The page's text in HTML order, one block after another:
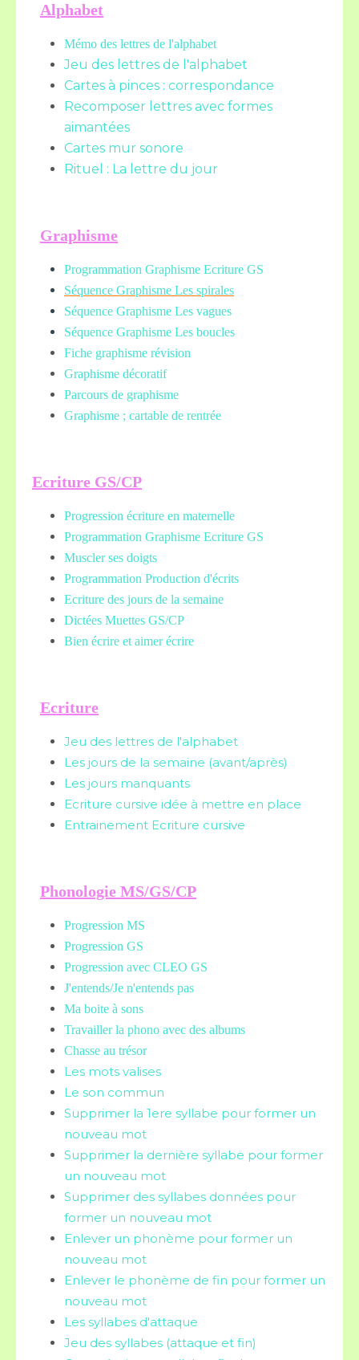
Alphabet
Mémo des lettres de l'alphabet
Jeu des lettres de l'alphabet
Cartes à pinces : correspondance
Recomposer lettres avec formes
aimantées
Cartes mur sonore
Rituel : La lettre du jour
Graphisme
Programmation Graphisme Ecriture GS
Séquence Graphisme Les spirales
Séquence Graphisme Les vagues
Séquence Graphisme Les boucles
Fiche graphisme révision
Graphisme décoratif
Parcours de graphisme
Graphisme ; cartable de rentrée
Ecriture GS/CP
Progression écriture en maternelle
Programmation Graphisme Ecriture GS
Muscler ses doigts
Programmation Production d'écrits
Ecriture des jours de la semaine
Dictées Muettes GS/CP
Bien écrire et aimer écrire
Ecriture
Jeu des lettres de l'alphabet
Les jours de la semaine (avant/après)
Les jours manquants
Ecriture cursive idée à mettre en place
Entrainement Ecriture cursive
Phonologie MS/GS/CP
Progression MS
Progression GS
Progression avec CLEO GS
J'entends/Je n'entends pas
Ma boite à sons
Travailler la phono avec des albums
Chasse au trésor
Les mots valises
Le son commun
Supprimer la 1ere syllabe pour former un
nouveau mot
Supprimer la dernière syllabe pour former
un nouveau mot
Supprimer des syllabes données pour
former un nouveau mot
Enlever un phonème pour former un
nouveau mot
Enlever le phonème de fin pour former un
nouveau mot
Les syllabes d'attaque
Jeu des syllabes (attaque et fin)